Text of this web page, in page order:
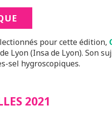
pour cette édition,
Lyon (Insa de Lyon). Son
sel hygroscopiques.
2021